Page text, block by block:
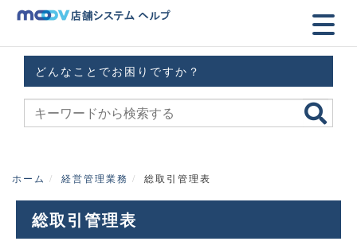
どんなことでお困りですか？
ホーム 経営管理業務 総取引管理表
総取引管理表